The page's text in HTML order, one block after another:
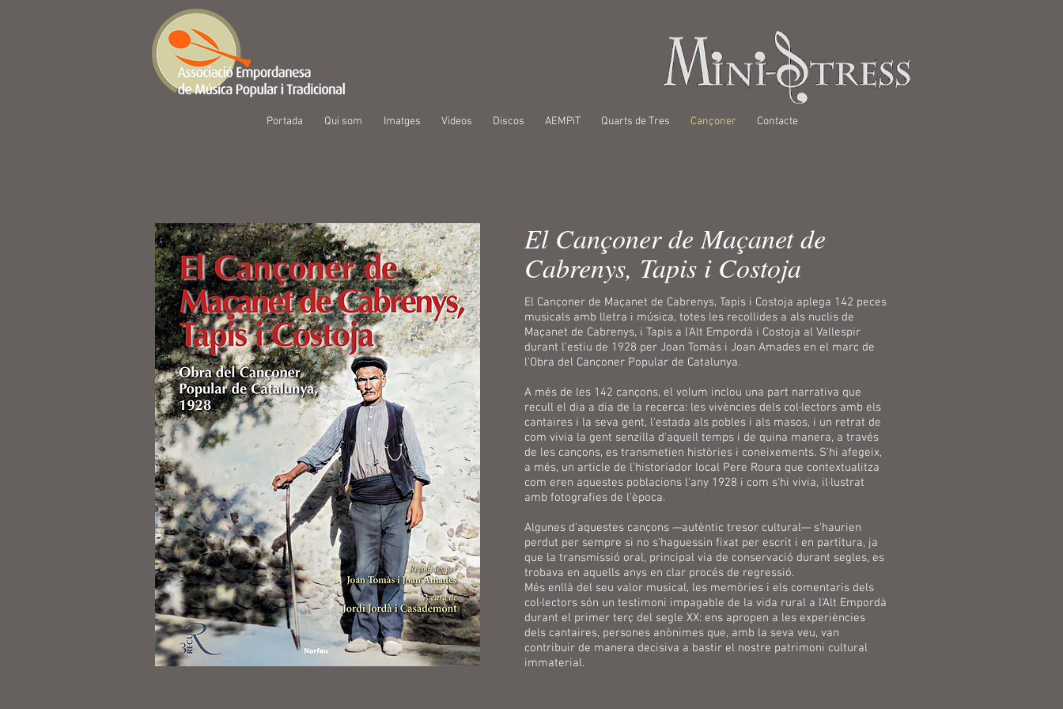
Portada Qui som Imatges Videos Discos AEMPiT Quarts de Tres Cançoner Contacte
El Cançoner de Maçanet de
Cabrenys, Tapis i Costoja
El Cançoner de Maçanet de Cabrenys, Tapis i Costoja aplega 142 peces
musicals amb lletra i música, totes les recollides a als nuclis de
Maçanet de Cabrenys, i Tapis a l'Alt Empordà i Costoja al Vallespir
durant l’estiu de 1928 per Joan Tomàs i Joan Amades en el marc de
l'Obra del Cançoner Popular de Catalunya.
A més de les 142 cançons, el volum inclou una part narrativa que
recull el dia a dia de la recerca: les vivències dels col·lectors amb els
cantaires i la seva gent, l'estada als pobles i als masos, i un retrat de
com vivia la gent senzilla d'aquell temps i de quina manera, a través
de les cançons, es transmetien històries i coneixements. S'hi afegeix,
a més, un article de l'historiador local Pere Roura que contextualitza
com eren aquestes poblacions l'any 1928 i com s'hi vivia, il·lustrat
amb fotografies de l'època.
Algunes d'aquestes cançons —autèntic tresor cultural— s'haurien
perdut per sempre si no s'haguessin fixat per escrit i en partitura, ja
que la transmissió oral, principal via de conservació durant segles, es
trobava en aquells anys en clar procés de regressió.
Més enllà del seu valor musical, les memòries i els comentaris dels
col·lectors són un testimoni impagable de la vida rural a l'Alt Empordà
durant el primer terç del segle XX: ens apropen a les experiències
dels cantaires, persones anònimes que, amb la seva veu, van
contribuir de manera decisiva a bastir el nostre patrimoni cultural
immaterial.